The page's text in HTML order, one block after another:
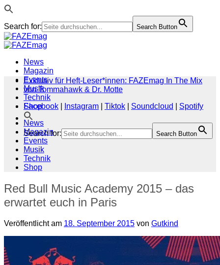
Search for: Search Button
Zum
Inhalt
News
Magazin
Events
Musik
Technik
Shop
Search for: Search Button
Exklusiv für Heft-Leser*innen: FAZEmag In The Mix
von Tommahawk & Dr. Motte
Facebook
Instagram Tiktok Soundcloud
Spotify
News
Magazin
Events
Musik
Technik
Shop
Red Bull Music Academy 2015 – das
erwartet euch in Paris
Veröffentlicht am 18. September 2015 von Gutkind